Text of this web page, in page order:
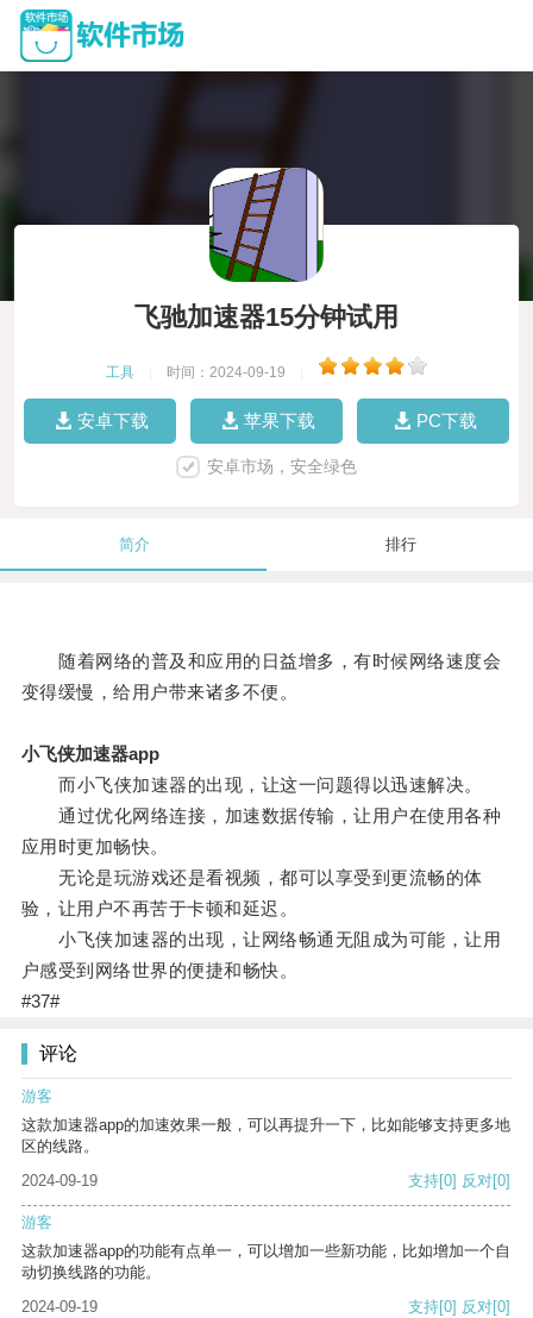
飞驰加速器15分钟试用
工具 时间：2024-09-19
安卓下载 苹果下载 PC下载
安卓市场，安全绿色
简介 排行
随着网络的普及和应用的日益增多，有时候网络速度会
变得缓慢，给用户带来诸多不便。
小飞侠加速器app
而小飞侠加速器的出现，让这一问题得以迅速解决。
通过优化网络连接，加速数据传输，让用户在使用各种
应用时更加畅快。
无论是玩游戏还是看视频，都可以享受到更流畅的体
验，让用户不再苦于卡顿和延迟。
小飞侠加速器的出现，让网络畅通无阻成为可能，让用
户感受到网络世界的便捷和畅快。
#37#
评论
游客
这款加速器app的加速效果一般，可以再提升一下，比如能够支持更多地
区的线路。
2024-09-19
支持[0] 反对[0]
游客
这款加速器app的功能有点单一，可以增加一些新功能，比如增加一个自
动切换线路的功能。
2024-09-19
支持[0] 反对[0]